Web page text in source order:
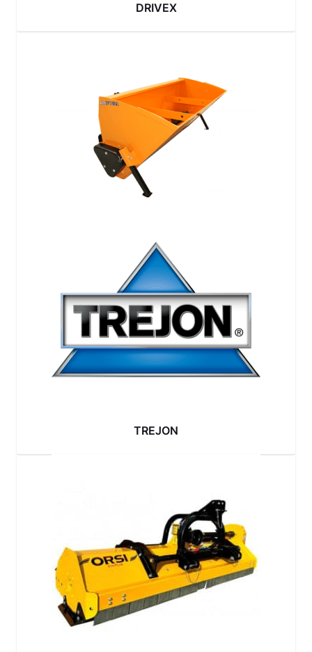
DRIVEX
TREJON